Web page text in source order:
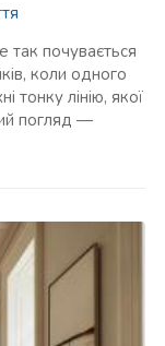
так почувається
коли одного
тонку лінію, якої
погляд —